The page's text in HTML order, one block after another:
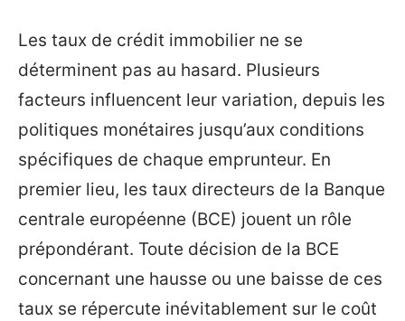
Les taux de crédit immobilier ne se
déterminent pas au hasard. Plusieurs
facteurs influencent leur variation, depuis les
politiques monétaires jusqu’aux conditions
spécifiques de chaque emprunteur. En
premier lieu, les taux directeurs de la Banque
centrale européenne (BCE) jouent un rôle
prépondérant. Toute décision de la BCE
concernant une hausse ou une baisse de ces
taux se répercute inévitablement sur le coût